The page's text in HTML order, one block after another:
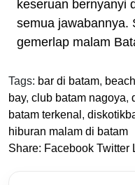
keseruan bernyanyi
semua jawabannya.
gemerlap malam
Tags: bar di batam,
bay, club batam nagoya,
batam terkenal ,
hiburan malam di batam
Share: Facebook Twitter